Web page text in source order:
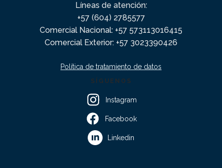
Líneas de atención:
+57 (604) 2785577
Comercial Nacional: +57 573113016415
Comercial Exterior: +57 3023390426
Política de tratamiento de datos
SÍGUENOS
Instagram
Facebook
Linkedin